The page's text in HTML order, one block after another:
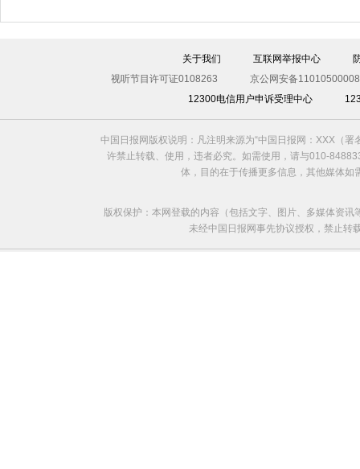
2014世界杯开幕了
关于我们 互联网举报中心
视听节目许可证0108263
京公网安备
12300电信用户申诉受理中心
中国日报网版权说明：凡注明来源为“中国日报网：XXX（
许禁止转载、使用，违者必究。如需使用，请与010-
体，目的在于传播更多信息，其他媒体
版权保护：本网登载的内容（包括文字、图片、多媒体资
未经中国日报网事先协议授权，禁止转